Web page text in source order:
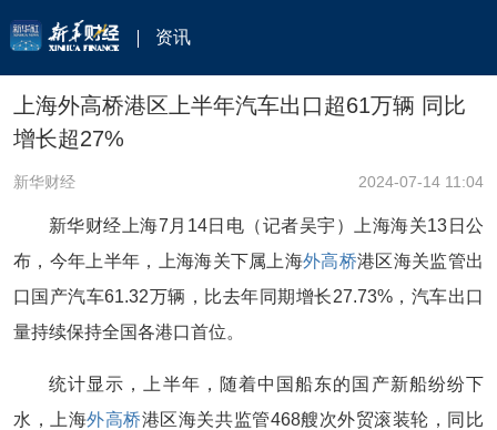
资讯
上海外高桥港区上半年汽车出口超61万辆 同比
增长超27%
新华财经 2024-07-14 11:04
新华财经上海7月14日电（记者吴宇）上海海关13日公
布，今年上半年，上海海关下属上海外高桥港区海关监管出
口国产汽车61.32万辆，比去年同期增长27.73%，汽车出口
量持续保持全国各港口首位。
统计显示，上半年，随着中国船东的国产新船纷纷下
水，上海外高桥港区海关共监管468艘次外贸滚装轮，同比